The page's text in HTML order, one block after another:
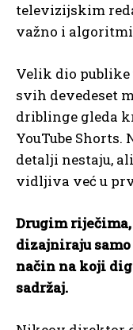
televizijskim
važno i
Velik dio
svih devedeset
driblinge gleda
YouTube
detalji nestaju,
vidljiva već u
Drugim
dizajniraju
način na koji
sadržaj.